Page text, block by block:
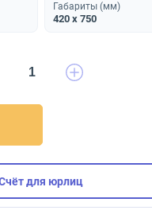
Габариты (мм)
420 х 750
для юрлиц